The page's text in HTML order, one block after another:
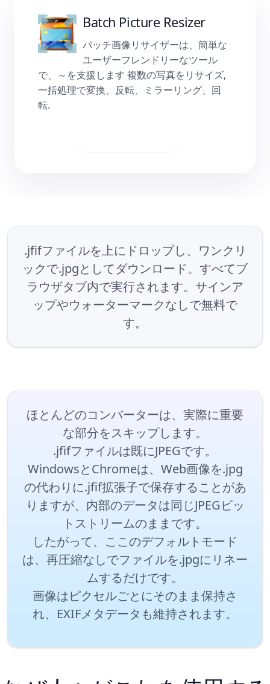
Batch Picture Resizer
バッチ画像リサイザーは、簡単な
ユーザーフレンドリーなツール
で、～を支援します 複数の写真をリサイズ,
一括処理で変換、反転、ミラーリング、回
転.
.jfifファイルを上にドロップし、ワンクリ
ックで.jpgとしてダウンロード。すべてブ
ラウザタブ内で実行されます。サインア
ップやウォーターマークなしで無料で
す。
ほとんどのコンバーターは、実際に重要
な部分をスキップします。
.jfifファイルは既にJPEGです。
WindowsとChromeは、Web画像を.jpg
の代わりに.jfif拡張子で保存することがあ
りますが、内部のデータは同じJPEGビッ
トストリームのままです。
したがって、ここのデフォルトモード
は、再圧縮なしでファイルを.jpgにリネー
ムするだけです。
画像はピクセルごとにそのまま保持さ
れ、EXIFメタデータも維持されます。